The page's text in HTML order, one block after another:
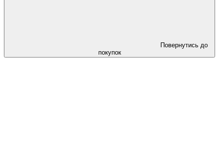
Повернутись до
покупок